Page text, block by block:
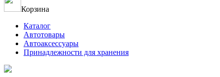
Корзина
Каталог
Автотовары
Автоаксессуары
Принадлежности для хранения